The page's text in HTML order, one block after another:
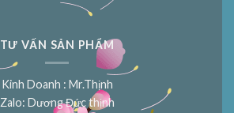
TƯ VẤN SẢN PHẨM
Kinh Doanh : Mr.Thịnh
Zalo: Dương Đức thịnh